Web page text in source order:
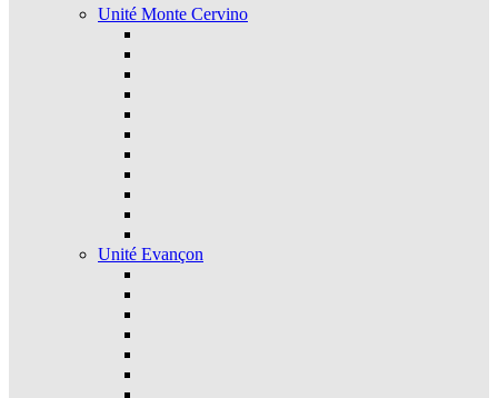
Unité Monte Cervino
Unité Evançon